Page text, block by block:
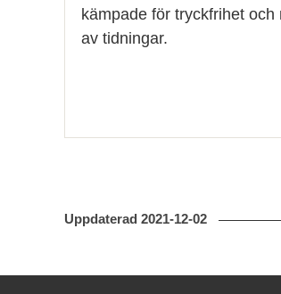
kämpade för tryckfrihet
av tidningar.
Uppdaterad 2021-12-02